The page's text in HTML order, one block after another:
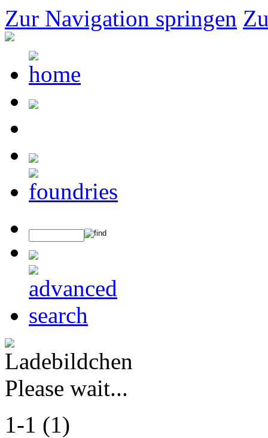
Zur Navigation springen
Please wait...
1-1 (1)